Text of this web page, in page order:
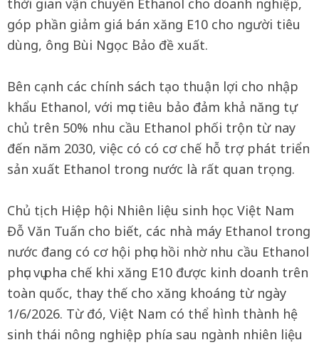
góp phần giảm giá bán xăng E10 cho người tiêu
dùng, ông Bùi Ngọc Bảo đề xuất.
Bên cạnh các chính sách tạo thuận lợi cho nhập
khẩu Ethanol, với mục tiêu bảo đảm khả năng tự
chủ trên 50% nhu cầu Ethanol phối trộn từ nay
đến năm 2030, việc có có cơ chế hỗ trợ phát triển
sản xuất Ethanol trong nước là rất quan trọng.
Chủ tịch Hiệp hội Nhiên liệu sinh học Việt Nam
Đỗ Văn Tuấn cho biết, các nhà máy Ethanol trong
nước đang có cơ hội phục hồi nhờ nhu cầu Ethanol
phục vụ pha chế khi xăng E10 được kinh doanh trên
toàn quốc, thay thế cho xăng khoáng từ ngày
1/6/2026. Từ đó, Việt Nam có thể hình thành hệ
sinh thái nông nghiệp phía sau ngành nhiên liệu